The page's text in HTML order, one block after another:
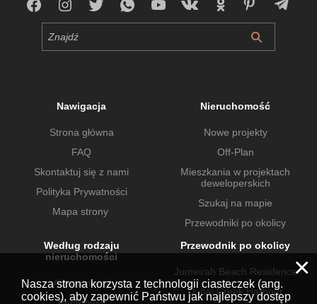
Nawigacja
Strona główna
FAQ
Skontaktuj się z nami
Polityka Prywatności
Mapa strony
Nieruchomość
Nowe projekty
Off-Plan
Mieszkania w projektach
deweloperskich
Szukaj na mapie
Przewodniki po okolicy
Według rodzaju
nieruchomości
Apartamenty
Przewodnik po okolicy
Jumeirah Beach Residence
Dubai Creek Harbour
×
Nasza strona korzysta z technologii ciasteczek (ang.
cookies), aby zapewnić Państwu jak najlepszy dostęp